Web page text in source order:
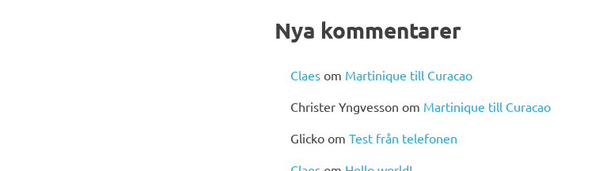
Nya kommentarer
Claes om Martinique till Curacao
Christer Yngvesson om Martinique till Curacao
Glicko omTest från telefonen